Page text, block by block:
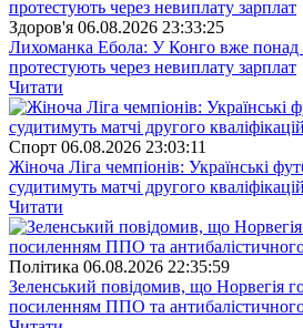
Здоров'я 06.08.2026 23:33:25
Лихоманка Ебола: У Конго вже понад
протестують через невиплату зарплат
Читати
Спорт 06.08.2026 23:03:11
Жіноча Ліга чемпіонів: Українські
судитимуть матчі другого
Читати
Полiтика 06.08.2026 22:35:59
Зеленський повідомив, що Норвегія
посиленням ППО та